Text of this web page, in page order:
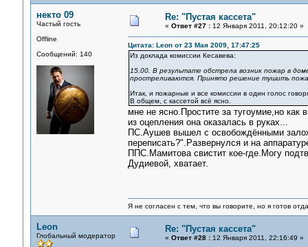
некто 09
Частый гость
Offline
Сообщений: 140
Re: "Пустая кассета"
« Ответ #27 :12 Января 2011, 20:12:20 »
Цитата: Leon от 23 Мая 2009, 17:47:25
Из доклада комиссии Кесавева:
15.00. В результате обстрела возник пожар в
простреливаются. Принято решение тушить
Итак, и пожарные и все комиссии в один голос
В общем, с кассетой всё ясно.
мне не ясно.Простите за тугоумие,но
из оцепления она оказалась в руках...
ПС.Аушев вышел с освобождёнными
переписать?".Развернулся и на
ППС.Мамитова свистит кое-где.Могу
Дудиевой, хватает.
Я не согласен с тем, что вы говорите, но я готов
Leon
Глобальный модератор
Re: "Пустая кассета"
« Ответ #28 :12 Января 2011, 22:16:49 »